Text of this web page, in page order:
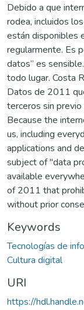
Debido a que
rodea, incluidos
están disponibles
regularmente. Es
datos” es
todo lugar. Costa
Datos de 2011
terceros sin
Because the
us, including
applications and
subject of "data
available
of 2011 that
without prior
Keywords
Tecnologías de
Cultura digital
URI
https://